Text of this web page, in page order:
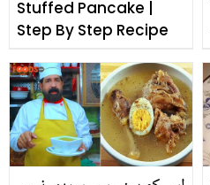
Stuffed Pancake |
Step By Step Recipe